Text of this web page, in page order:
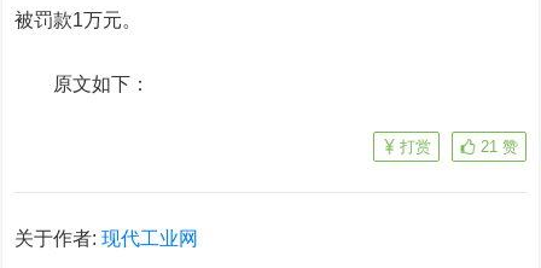
被罚款1万元。
原文如下：
21 赞
打赏
关于作者:现代工业网